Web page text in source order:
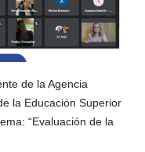
de la Agencia
la Educación Superior
“Evaluación de la